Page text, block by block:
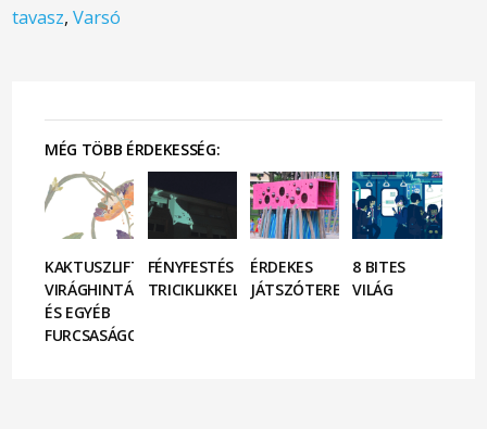
tavasz,Varsó
MÉG TÖBB ÉRDEKESSÉG:
KAKTUSZLIFT,
VIRÁGHINTÁK
ÉS EGYÉB
FURCSASÁGOK
FÉNYFESTÉS
TRICIKLIKKEL
ÉRDEKES
JÁTSZÓTEREK
8 BITES
VILÁG